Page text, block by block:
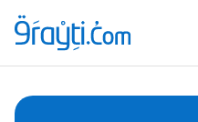
Catégories